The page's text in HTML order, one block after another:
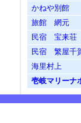
かねや別館
旅館 網元
民宿 宝来荘
民宿 繁屋千
海里村上
壱岐マリーナ